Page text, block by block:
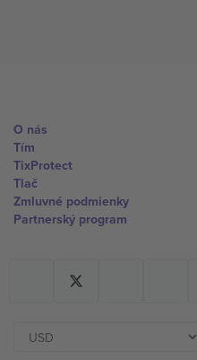
O nás
Tím
TixProtect
Tlač
Zmluvné podmienky
Partnerský program